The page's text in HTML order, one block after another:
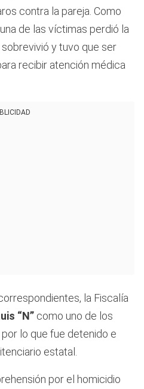
contra la pareja. Como
de las víctimas perdió la
y tuvo que ser
recibir atención médica
la Fiscalía
“N” como uno de los
lo que fue detenido e
estatal.
por el homicidio